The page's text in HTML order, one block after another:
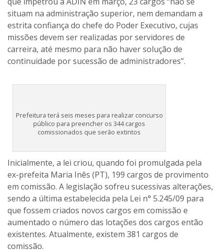
situam na administração superior, nem demandam a
estrita confiança do chefe do Poder Executivo, cujas
missões devem ser realizadas por servidores de
carreira, até mesmo para não haver solução de
continuidade por sucessão de administradores”.
Prefeitura terá seis meses para realizar concurso
público para preencher os 344 cargos
comissionados que serão extintos
Inicialmente, a lei criou, quando foi promulgada pela
ex-prefeita Maria Inês (PT), 199 cargos de provimento
em comissão. A legislação sofreu sucessivas alterações,
sendo a última estabelecida pela Lei n° 5.245/09 para
que fossem criados novos cargos em comissão e
aumentado o número das lotações dos cargos então
existentes. Atualmente, existem 381 cargos de
comissão.